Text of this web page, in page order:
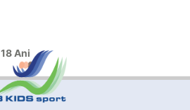
18 Ani